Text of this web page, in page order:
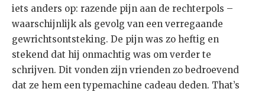
iets anders op: razende pijn aan de rechterpols –
waarschijnlijk als gevolg van een verregaande
gewrichtsontsteking. De pijn was zo heftig en
stekend dat hij onmachtig was om verder te
schrijven. Dit vonden zijn vrienden zo bedroevend
dat ze hem een typemachine cadeau deden. That’s